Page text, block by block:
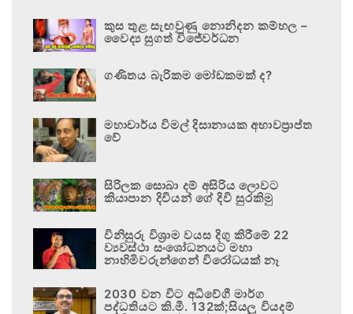
කුස තුළ සැඟවුණු නොනිදන කම්හල –
වෛද්‍ය සුගත් විජේවර්ධන
ගණිතය බැරිකම මෝඩකමක් ද?
මහාචාර්ය විමල් දිසානායක අභාවප්‍රාප්ත
වේ
සිරිලක සොබා දම් අසිරිය ලොවට
කියාපාන දිවියන් ගේ දිවි සුරකිමු
විනිසුරු විශ්‍රාම වයස දිගු කිරීමේ 22
ව්‍යවස්ථා සංශෝධනයට මහා
නාහිමිවරුන්ගෙන් විරෝධයක් නෑ
2030 වන විට අධිවේගී මාර්ග
පද්ධතියට කි.මී. 132ක්;සියලු වියදම්